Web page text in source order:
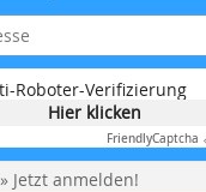
Roboter-Verifizierung
Hier klicken
FriendlyCaptcha
» Jetzt anmelden!